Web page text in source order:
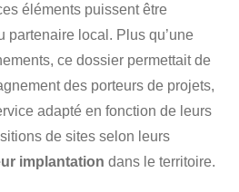
éléments puissent être
partenaire local. Plus qu’une
ce dossier permettait de
des porteurs de projets,
adapté en fonction de leurs
de sites selon leurs
implantation dans le territoire. ​